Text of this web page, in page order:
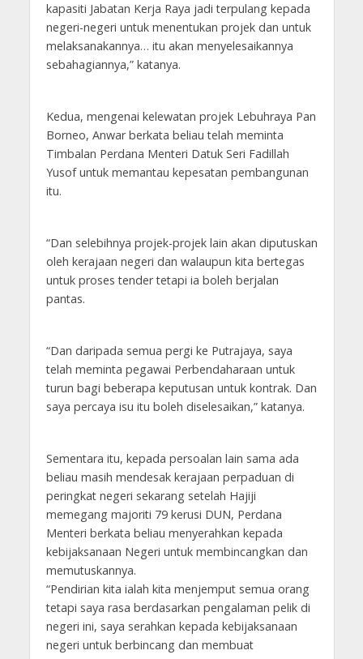
kapasiti Jabatan Kerja Raya jadi terpulang kepada
negeri-negeri untuk menentukan projek dan untuk
melaksanakannya… itu akan menyelesaikannya
sebahagiannya,” katanya.
Kedua, mengenai kelewatan projek Lebuhraya Pan
Borneo, Anwar berkata beliau telah meminta
Timbalan Perdana Menteri Datuk Seri Fadillah
Yusof untuk memantau kepesatan pembangunan
itu.
“Dan selebihnya projek-projek lain akan diputuskan
oleh kerajaan negeri dan walaupun kita bertegas
untuk proses tender tetapi ia boleh berjalan
pantas.
“Dan daripada semua pergi ke Putrajaya, saya
telah meminta pegawai Perbendaharaan untuk
turun bagi beberapa keputusan untuk kontrak. Dan
saya percaya isu itu boleh diselesaikan,” katanya.
Sementara itu, kepada persoalan lain sama ada
beliau masih mendesak kerajaan perpaduan di
peringkat negeri sekarang setelah Hajiji
memegang majoriti 79 kerusi DUN, Perdana
Menteri berkata beliau menyerahkan kepada
kebijaksanaan Negeri untuk membincangkan dan
memutuskannya.
“Pendirian kita ialah kita menjemput semua orang
tetapi saya rasa berdasarkan pengalaman pelik di
negeri ini, saya serahkan kepada kebijaksanaan
negeri untuk berbincang dan membuat